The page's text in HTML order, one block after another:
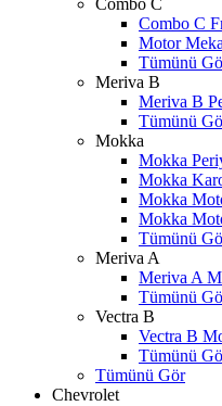
Combo C
Combo C
Motor
Tümünü
Meriva B
Meriva B
Tümünü
Mokka
Mokka
Mokka
Mokka
Mokka
Tümünü
Meriva A
Meriva A
Tümünü
Vectra B
Vectra B
Tümünü
Tümünü Gör
Chevrolet